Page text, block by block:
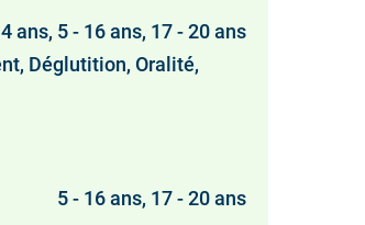
ans, 5 - 16 ans, 17 - 20 ans
Déglutition, Oralité,
5 - 16 ans, 17 - 20 ans